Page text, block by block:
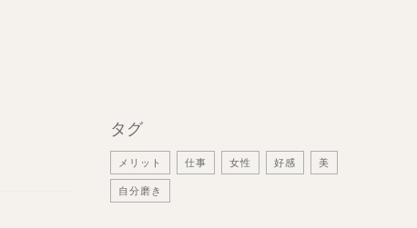
タグ
メリット 仕事 女性 好感 美
自分磨き